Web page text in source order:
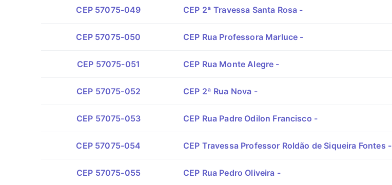
CEP 57075-049 CEP 2ª Travessa Santa Rosa -
CEP 57075-050 CEP Rua Professora Marluce -
CEP 57075-051 CEP Rua Monte Alegre -
CEP 57075-052 CEP 2ª Rua Nova -
CEP 57075-053 CEP Rua Padre Odilon Francisco -
CEP 57075-054 CEP Travessa Professor Roldão de Siqueira Fontes -
CEP 57075-055 CEP Rua Pedro Oliveira -